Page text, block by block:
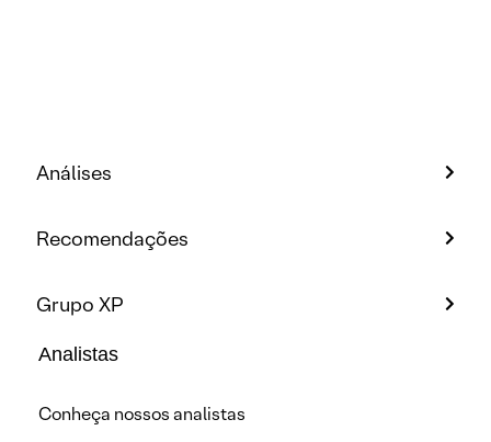
Análises
Recomendações
Grupo XP
Analistas
Conheça nossos analistas